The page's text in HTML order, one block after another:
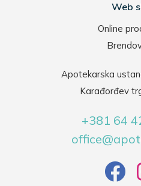
Web
Online
Apotekarska
Karađorđev
+381 64